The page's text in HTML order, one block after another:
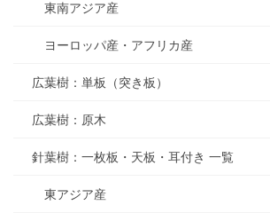
東南アジア産
ヨーロッパ産・アフリカ産
広葉樹：単板（突き板）
広葉樹：原木
針葉樹：一枚板・天板・耳付き 一覧
東アジア産